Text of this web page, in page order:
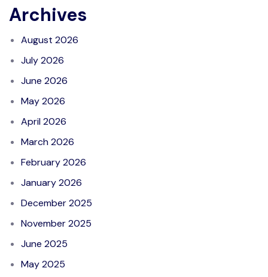
Archives
August 2026
July 2026
June 2026
May 2026
April 2026
March 2026
February 2026
January 2026
December 2025
November 2025
June 2025
May 2025